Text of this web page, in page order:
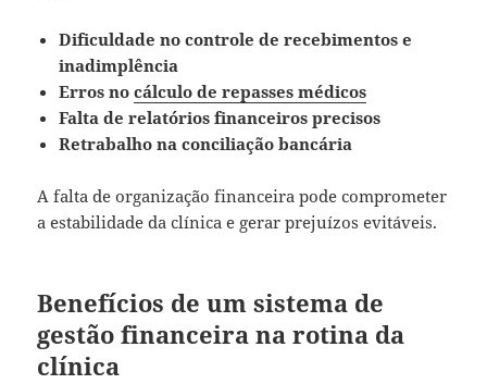
Dificuldade no controle de recebimentos e
inadimplência
Erros nocálculo de repasses médicos
Falta de relatórios financeiros precisos
Retrabalho na conciliação bancária
A falta de organização financeira pode comprometer
a estabilidade da clínica e gerar prejuízos evitáveis.
Benefícios de um sistema de
gestão financeira na rotina da
clínica